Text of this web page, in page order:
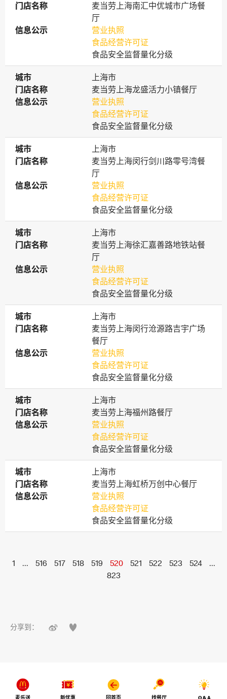
门店名称
门店名称
麦当劳上海南汇中优城市广场餐
厅
信息公示
信息公示
营业执照
食品经营许可证
食品安全监督量化分级
城市
城市
上海市
门店名称
门店名称
麦当劳上海龙盛活力小镇餐厅
信息公示
信息公示
营业执照
食品经营许可证
食品安全监督量化分级
城市
城市
上海市
门店名称
门店名称
麦当劳上海闵行剑川路零号湾餐
厅
信息公示
信息公示
营业执照
食品经营许可证
食品安全监督量化分级
城市
城市
上海市
门店名称
门店名称
麦当劳上海徐汇嘉善路地铁站餐
厅
信息公示
信息公示
营业执照
食品经营许可证
食品安全监督量化分级
城市
城市
上海市
门店名称
门店名称
麦当劳上海闵行沧源路吉宇广场
餐厅
信息公示
信息公示
营业执照
食品经营许可证
食品安全监督量化分级
城市
城市
上海市
门店名称
门店名称
麦当劳上海福州路餐厅
信息公示
信息公示
营业执照
食品经营许可证
食品安全监督量化分级
城市
城市
上海市
门店名称
门店名称
麦当劳上海虹桥万创中心餐厅
信息公示
信息公示
营业执照
食品经营许可证
食品安全监督量化分级
1 ... 516 517 518 519 520 521 522 523 524
...
823
分享到：  